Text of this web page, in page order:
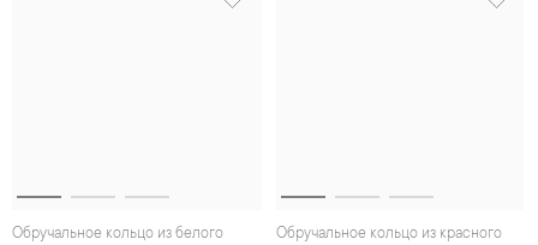
Обручальное кольцо из белого
Обручальное кольцо из красного